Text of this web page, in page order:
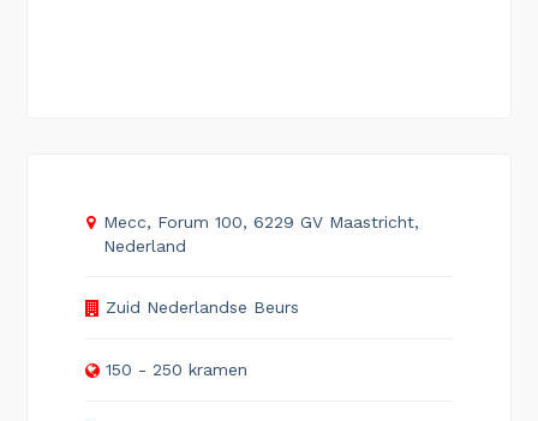
Mecc, Forum 100, 6229 GV Maastricht,
Nederland
Zuid Nederlandse Beurs
150 - 250 kramen